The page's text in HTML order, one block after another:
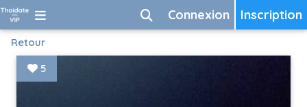
Inscription
Connexion
Retour
5